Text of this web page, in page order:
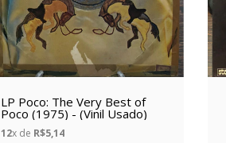
LP Poco: The Very Best of
Poco (1975) - (Vinil Usado)
12x de R$5,14